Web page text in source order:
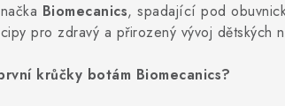
Biomecanics, spadající pod
pro zdravý a přirozený vývoj dětských
krůčky botám Biomecanics?